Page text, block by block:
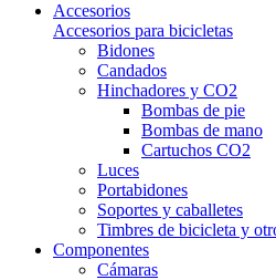
Accesorios
Accesorios para bicicletas
Bidones
Candados
Hinchadores y CO2
Bombas de pie
Bombas de mano
Cartuchos CO2
Luces
Portabidones
Soportes y caballetes
Timbres de bicicleta y
Componentes
Cámaras